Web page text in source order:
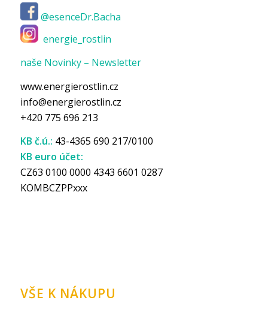
@esenceDr.Bacha
energie_rostlin
naše Novinky – Newsletter
www.energierostlin.cz
info@energierostlin.cz
+420 775 696 213
KB č.ú.: 43-4365 690 217/0100
KB euro účet:
CZ63 0100 0000 4343 6601 0287
KOMBCZPPxxx
VŠE K NÁKUPU